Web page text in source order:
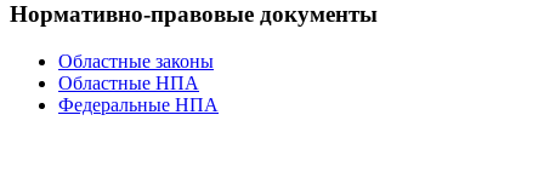
Нормативно-правовые документы
Областные законы
Областные НПА
Федеральные НПА